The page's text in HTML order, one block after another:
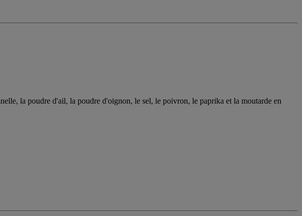
la poudre d'ail, la poudre d'oignon, le sel, le poivron, le paprika et la moutarde en